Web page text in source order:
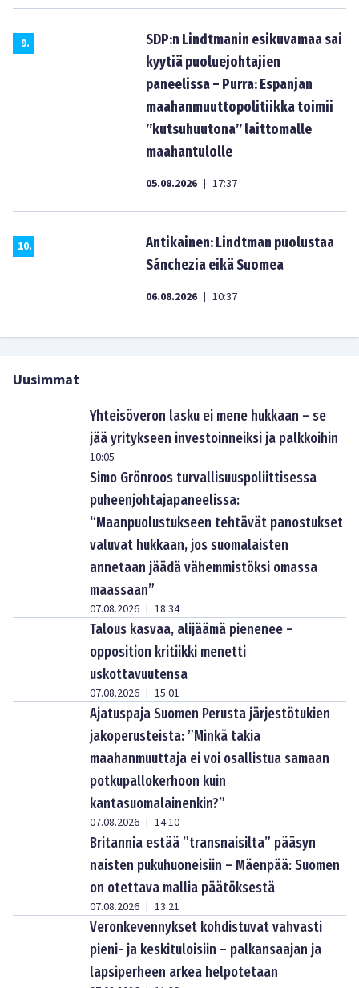
9.
SDP:n Lindtmanin esikuvamaa sai
kyytiä puoluejohtajien
paneelissa – Purra: Espanjan
maahanmuuttopolitiikka toimii
”kutsuhuutona” laittomalle
maahantulolle
05.08.2026 | 17:37
10.
Antikainen: Lindtman puolustaa
Sánchezia eikä Suomea
06.08.2026 | 10:37
Uusimmat
Yhteisöveron lasku ei mene hukkaan – se
jää yritykseen investoinneiksi ja palkkoihin
10:05
Simo Grönroos turvallisuuspoliittisessa
puheenjohtajapaneelissa:
“Maanpuolustukseen tehtävät panostukset
valuvat hukkaan, jos suomalaisten
annetaan jäädä vähemmistöksi omassa
maassaan”
07.08.2026 | 18:34
Talous kasvaa, alijäämä pienenee –
opposition kritiikki menetti
uskottavuutensa
07.08.2026 | 15:01
Ajatuspaja Suomen Perusta järjestötukien
jakoperusteista: ”Minkä takia
maahanmuuttaja ei voi osallistua samaan
potkupallokerhoon kuin
kantasuomalainenkin?”
07.08.2026 | 14:10
Britannia estää ”transnaisilta” pääsyn
naisten pukuhuoneisiin – Mäenpää: Suomen
on otettava mallia päätöksestä
07.08.2026 | 13:21
Veronkevennykset kohdistuvat vahvasti
pieni- ja keskituloisiin – palkansaajan ja
lapsiperheen arkea helpotetaan